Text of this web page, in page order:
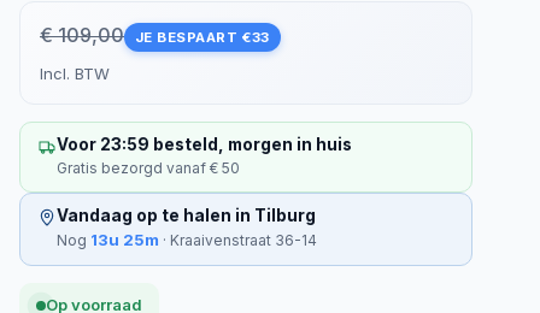
€ 109,00 JE BESPAART €33
Incl. BTW
Voor 23:59 besteld, morgen in huis
Gratis bezorgd vanaf € 50
Vandaag op te halen in Tilburg
Nog 13u 25m · Kraaivenstraat 36-14
Op voorraad